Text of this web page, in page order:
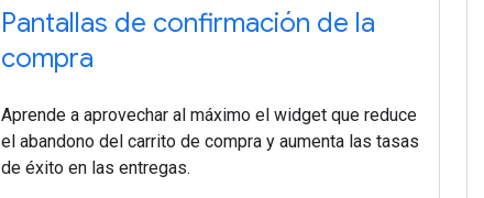
Pantallas de confirmación de la
compra
Aprende a aprovechar al máximo el widget que reduce
el abandono del carrito de compra y aumenta las tasas
de éxito en las entregas.